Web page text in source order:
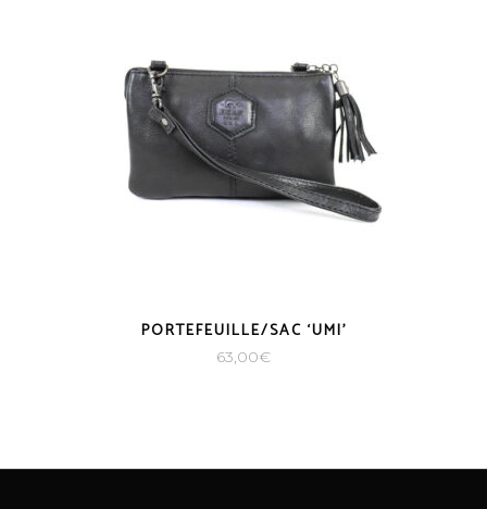
PORTEFEUILLE/SAC ‘UMI’
63,00€